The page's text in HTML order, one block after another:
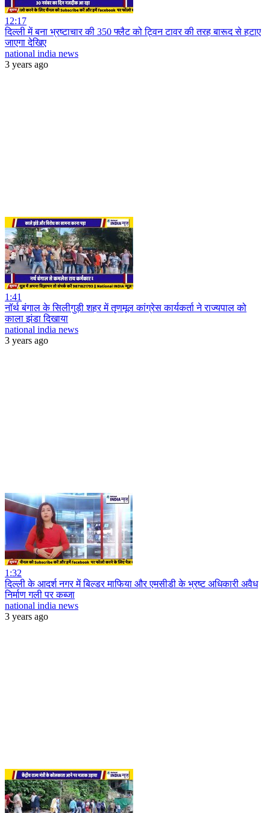
12:17
दिल्ली में बना भ्रष्टाचार की 350 फ्लैट को ट्विन टावर की तरह बारूद से हटाए
जाएगा देखिए
national india news
3 years ago
1:41
नॉर्थ बंगाल के सिलीगुड़ी शहर में तृणमूल कांग्रेस कार्यकर्ता ने राज्यपाल को
काला झंडा दिखाया
national india news
3 years ago
1:32
दिल्ली के आदर्श नगर में बिल्डर माफिया और एमसीडी के भ्रष्ट अधिकारी अवैध
निर्माण गली पर कब्जा
national india news
3 years ago